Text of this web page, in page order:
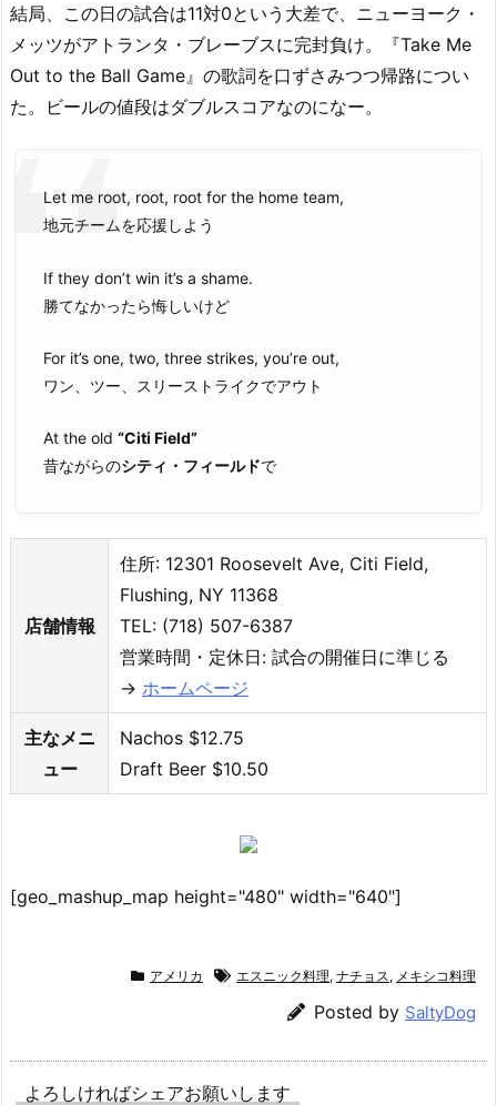
結局、この日の試合は11対0という大差で、ニューヨーク・
メッツがアトランタ・ブレーブスに完封負け。『Take Me
Out to the Ball Game』の歌詞を口ずさみつつ帰路につい
た。ビールの値段はダブルスコアなのになー。
Let me root, root, root for the home team,
地元チームを応援しよう
If they don’t win it’s a shame.
勝てなかったら悔しいけど
For it’s one, two, three strikes, you’re out,
ワン、ツー、スリーストライクでアウト
At the old “Citi Field”
昔ながらのシティ・フィールドで
店舗情報
住所: 12301 Roosevelt Ave, Citi Field,
Flushing, NY 11368
TEL: (718) 507-6387
営業時間・定休日: 試合の開催日に準じる
→ ホームページ
主なメニ
ュー
Nachos $12.75
Draft Beer $10.50
[geo_mashup_map height="480" width="640"]
アメリカ エスニック料理, ナチョス , メキシコ料理
Posted by SaltyDog
よろしければシェアお願いします